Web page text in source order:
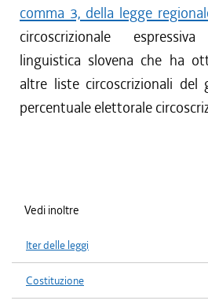
comma 3, della legge
circoscrizionale
linguistica slovena che ha
altre liste circoscrizionali del
percentuale elettorale
Vedi inoltre
Iter delle leggi
Costituzione